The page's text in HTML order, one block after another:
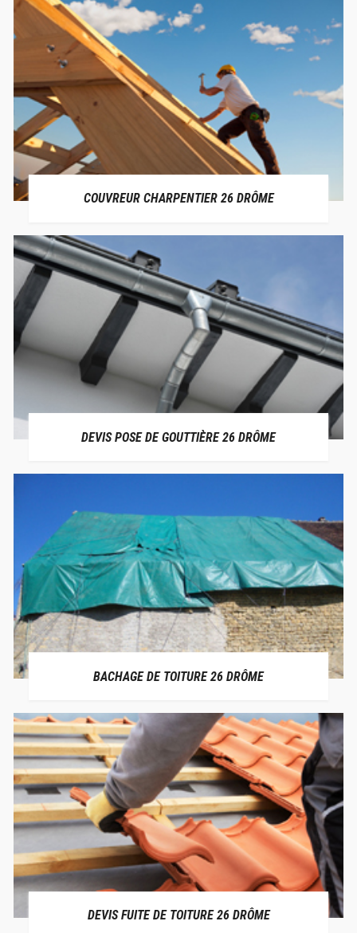
COUVREUR CHARPENTIER 26 DRÔME
DEVIS POSE DE GOUTTIÈRE 26 DRÔME
BACHAGE DE TOITURE 26 DRÔME
DEVIS FUITE DE TOITURE 26 DRÔME